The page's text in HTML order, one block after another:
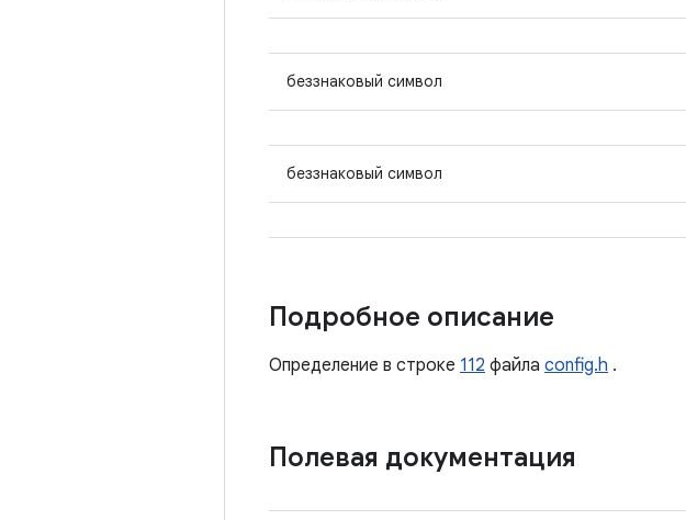
беззнаковый символ
беззнаковый символ
Подробное описание
Определение в строке 112 файла config.h .
Полевая документация